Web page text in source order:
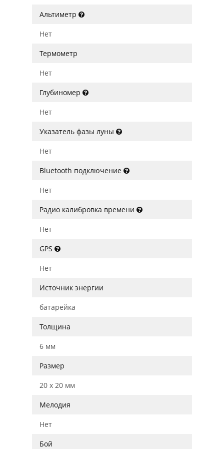
Альтиметр
Нет
Термометр
Нет
Глубиномер
Нет
Указатель фазы луны
Нет
Bluetooth подключение
Нет
Радио калибровка времени
Нет
GPS
Нет
Источник энергии
батарейка
Толщина
6 мм
Размер
20 x 20 мм
Мелодия
Нет
Бой